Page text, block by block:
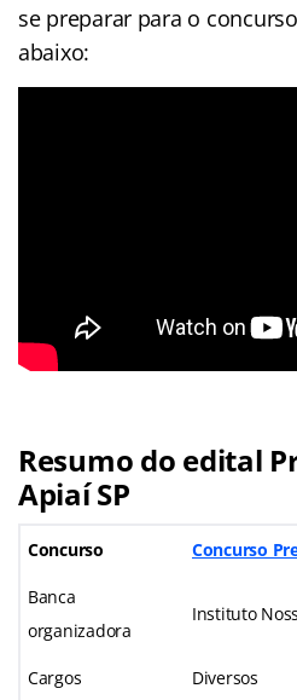
se preparar para o
abaixo:
Resumo do edital
Apiaí SP
Concurso Concurso
Banca
organizadora
Instituto
Cargos Diversos